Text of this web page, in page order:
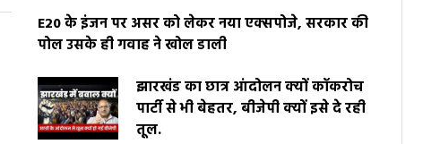
E20 के इंजन पर असर को लेकर नया एक्सपोजे, सरकार की
पोल उसके ही गवाह ने खोल डाली
झारखंड का छात्र आंदोलन क्यों कॉकरोच
पार्टी से भी बेहतर, बीजेपी क्यों इसे दे रही
तूल.